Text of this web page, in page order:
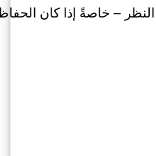
– خاصةً إذا كان